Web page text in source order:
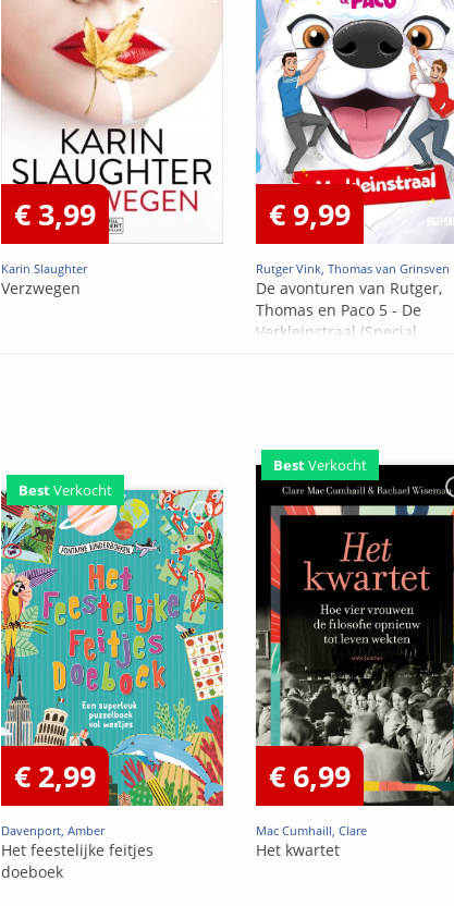
€ 3,99
Karin Slaughter
Verzwegen
€ 9,99
Rutger Vink, Thomas van Grinsven
De avonturen van Rutger,
Thomas en Paco 5 - De
Verkleinstraal (Special
BestVerkocht
€ 2,99
Davenport, Amber
Het feestelijke feitjes
doeboek
BestVerkocht
€ 6,99
Mac Cumhaill, Clare
Het kwartet